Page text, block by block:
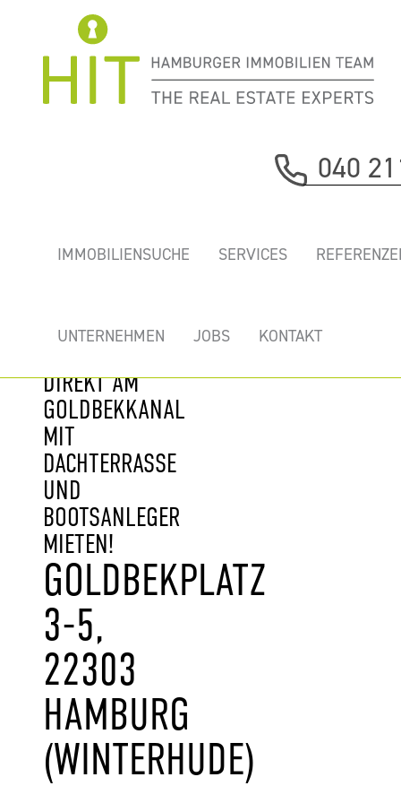
040
IMMOBILIENSUCHE SERVICES
UNTERNEHMEN JOBS KONTAKT
CHARMANTE
VON
DIREKT AM
GOLDBEKKANAL
MIT
DACHTERRASSE
UND
BOOTSANLEGER
MIETEN!
GOLDBEKPLATZ
3-5,
22303
HAMBURG
(WINTERHUDE)